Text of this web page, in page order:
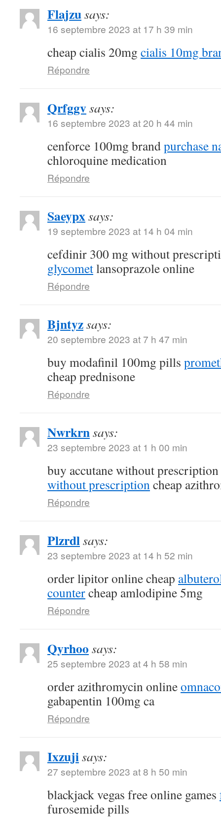
Flajzusays:
16 septembre 2023 at 17 h 39 min
cheap cialis 20mg cialis 10mg
Répondre
Qrfggvsays:
16 septembre 2023 at 20 h 44 min
cenforce 100mg brandpurchase
chloroquine medication
Répondre
Saeypxsays:
19 septembre 2023 at 14 h 04 min
cefdinir 300 mg without
glycometlansoprazole online
Répondre
Bjntyzsays:
20 septembre 2023 at 7 h 47 min
buy modafinil 100mg pills
cheap prednisone
Répondre
Nwrkrnsays:
23 septembre 2023 at 1 h 00 min
buy accutane without prescription
without prescriptioncheap
Répondre
Plzrdlsays:
23 septembre 2023 at 14 h 52 min
order lipitor online cheap
countercheap amlodipine 5mg
Répondre
Qyrhoo says:
25 septembre 2023 at 4 h 58 min
order azithromycin online
gabapentin 100mg ca
Répondre
Ixzujisays:
27 septembre 2023 at 8 h 50 min
blackjack vegas free online games
furosemide pills